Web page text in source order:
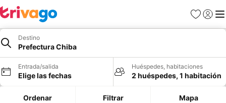
Favoritos
Iniciar
Destino
Prefectura Chiba
Entrada/salida
Elige las fechas
Huéspedes, habitaciones
2 huéspedes, 1 habitación
Ordenar Filtrar Mapa